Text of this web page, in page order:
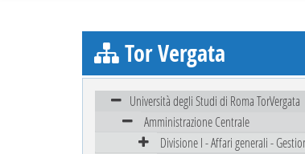
Tor Vergata
Università degli Studi di Roma TorVergata
Amministrazione Centrale
Divisione I - Affari generali -